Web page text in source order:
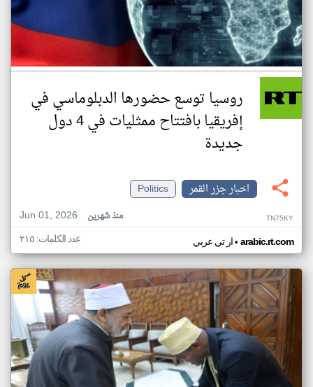
روسيا توسع حضورها الدبلوماسي في
إفريقيا بافتتاح ممثليات في 4 دول
جديدة
اخبار جزر القمر
Politics
Jun 01, 2026
منذ شهرين TN75KY
ار تي عربي• arabic.rt.com عدد الكلمات: ٢١٥